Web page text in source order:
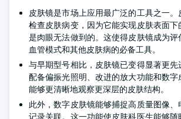
皮肤镜是市场上应用最广泛的工具之一
检查皮肤病变，因为它能实现皮肤表面
是肉眼无法做到的。这使得皮肤镜成为评
血管模式和其他皮肤病的必备工具。
与早期型号相比，皮肤镜已变得显著更
配备偏振光照明、改进的放大功能和数字
能够更清晰地观察更深层的皮肤结构。
此外，数字皮肤镜能够捕捉高质量图像
记录关联。这一功能使皮肤科医生能够